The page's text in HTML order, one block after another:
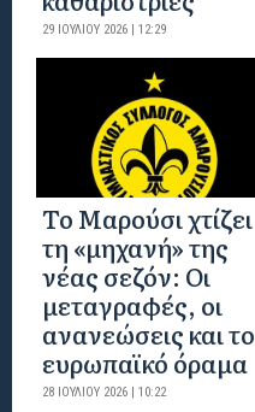
29 ΙΟΥΛΊΟΥ 2026 | 12:29
Το Μαρούσι χτίζει
τη «μηχανή» της
νέας σεζόν: Οι
μεταγραφές, οι
ανανεώσεις και το
ευρωπαϊκό όραμα
28 ΙΟΥΛΊΟΥ 2026 | 10:22